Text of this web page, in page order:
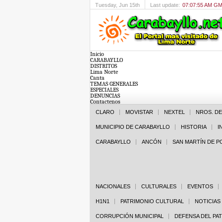
Tuesday, Jun 15th Last update: 07:07:55 AM
Inicio
CARABAYLLO
DISTRITOS
Lima Norte
Canta
TEMAS GENERALES
ESPECIALES
DENUNCIAS
Contactenos
CLARO MOVISTAR NEXTEL NROS.
MUNICIPIO DE CARABAYLLO HISTORIA
CARABAYLLO ANCÓN SAN MARTÍN DE
NACIONALES CULTURALES EVENTOS
H1N1 PATRIMONIO CULTURAL NOTICIAS
CORRUPCIÓN MUNICIPAL DEFENSA DEL